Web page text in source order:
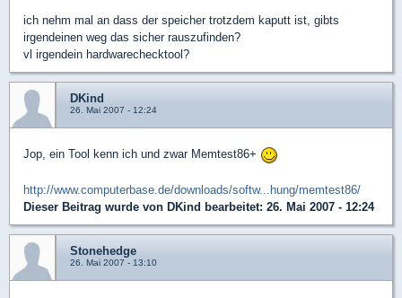
ich nehm mal an dass der speicher trotzdem kaputt ist, gibts
irgendeinen weg das sicher rauszufinden?
vl irgendein hardwarechecktool?
DKind
26. Mai 2007 - 12:24
Jop, ein Tool kenn ich und zwar Memtest86+
http://www.computerbase.de/downloads/softw...hung/memtest86/
Dieser Beitrag wurde von DKind bearbeitet: 26. Mai 2007 - 12:24
Stonehedge
26. Mai 2007 - 13:10